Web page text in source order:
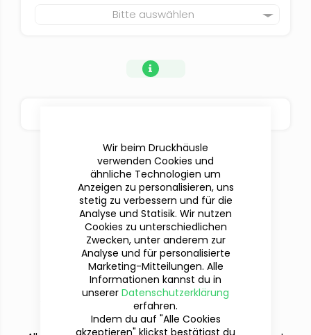
Bitte auswählen
Du hast Fragen?
Wir sind für dich da!
Wir beim Druckhäusle
verwenden Cookies und
ähnliche Technologien um
Anzeigen zu personalisieren, uns
stetig zu verbessern und für die
Analyse und Statisik. Wir nutzen
Cookies zu unterschiedlichen
Zwecken, unter anderem zur
Analyse und für personalisierte
Marketing-Mitteilungen. Alle
Informationen kannst du in
unserer Datenschutzerklärung
erfahren.
Indem du auf "Alle Cookies
akzeptieren" klickst bestätigst du